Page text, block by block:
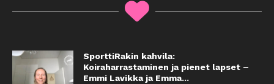
SporttiRakin kahvila:
Koiraharrastaminen ja pienet lapset –
Emmi Lavikka ja Emma...